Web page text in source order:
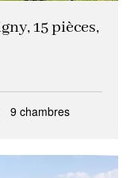
15 pièces,
9 chambres